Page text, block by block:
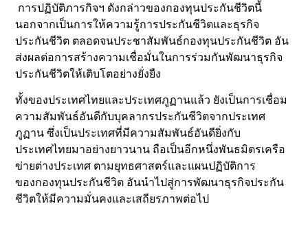
การปฏิบัติภารกิจฯ ดังกล่าวของกองทุนประกันชีวิตนี้
นอกจากเป็นการให้ความรู้การประกันชีวิตและธุรกิจ
ประกันชีวิต ตลอดจนประชาสัมพันธ์กองทุนประกันชีวิต อัน
ส่งผลต่อการสร้างความเชื่อมั่นในการร่วมกันพัฒนาธุรกิจ
ประกันชีวิตให้เติบโตอย่างยั่งยืง
ทั้งของประเทศไทยและประเทศภูฏานแล้ว ยังเป็นการเชื่อม
ความสัมพันธ์อันดีกับบุคลากรประกันชีวิตจากประเทศ
ภูฏาน ซึ่งเป็นประเทศที่มีความสัมพันธ์อันดียิ่งกับ
ประเทศไทยมาอย่างยาวนาน ถือเป็นอีกหนึ่งพันธมิตรเครือ
ข่ายต่างประเทศ ตามยุทธศาสตร์และแผนปฏิบัติการ
ของกองทุนประกันชีวิต อันนำไปสู่การพัฒนาธุรกิจประกัน
ชีวิตให้มีความมั่นคงและเสถียรภาพต่อไป